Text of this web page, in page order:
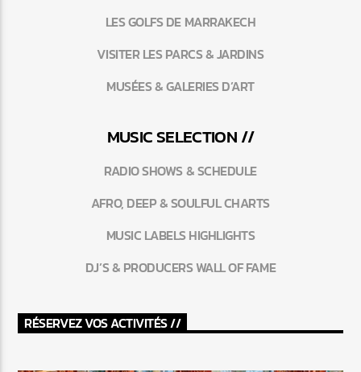
LES GOLFS DE MARRAKECH
VISITER LES PARCS & JARDINS
MUSÉES & GALERIES D’ART
MUSIC SELECTION //
RADIO SHOWS & SCHEDULE
AFRO, DEEP & SOULFUL CHARTS
MUSIC LABELS HIGHLIGHTS
DJ’S & PRODUCERS WALL OF FAME
RÉSERVEZ VOS ACTIVITÉS //